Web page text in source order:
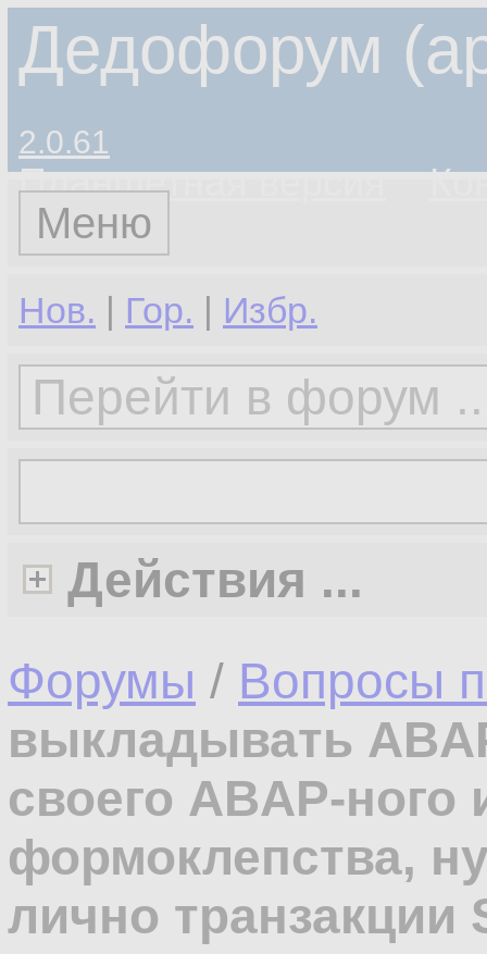
Дедофорум
2.0.61
Планшетная версия
Меню
Нов. | Гор. | Избр.
Действия ...
Форумы / Вопросы
выкладывать
своего ABAP-ного
формоклепства,
лично транзакции